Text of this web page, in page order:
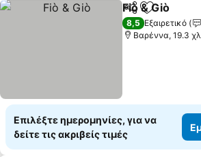
Κοινοποίηση
Προσθήκη
Fiò & Giò
8,5 Εξαιρετικό
Βαρέννα, 19.3
Επιλέξτε ημερομηνίες, για να
δείτε τις ακριβείς τιμές